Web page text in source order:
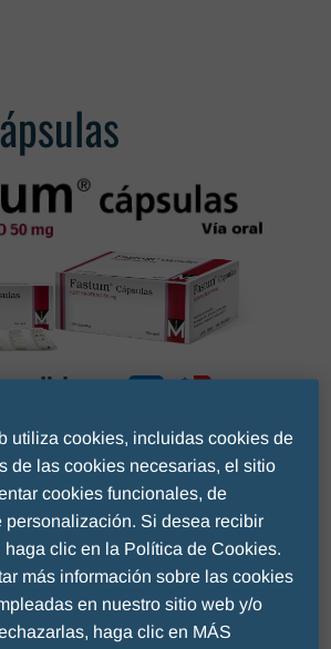
en:
utiliza cookies, incluidas cookies de
de las cookies necesarias, el sitio
cookies funcionales, de
personalización. Si desea recibir
haga clic en la Política de Cookies.
más información sobre las cookies
en nuestro sitio web y/o
haga clic en MÁS